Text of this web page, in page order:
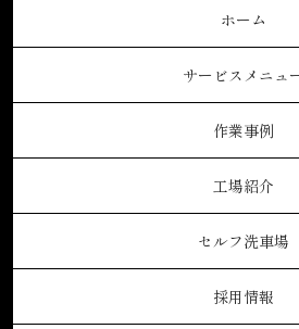
ホーム
サービスメニュ
作業事例
工場紹介
セルフ洗車場
採用情報